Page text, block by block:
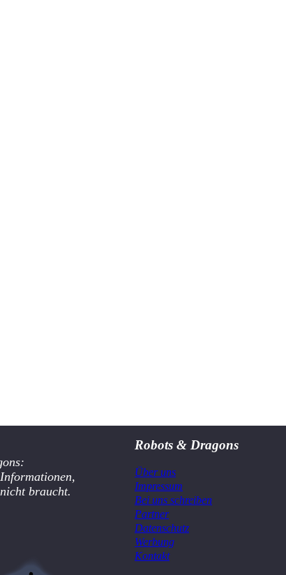
braucht.
Robots & Dragons
Über uns
Impressum
Bei uns schreiben
Partner
Datenschutz
Werbung
Kontakt